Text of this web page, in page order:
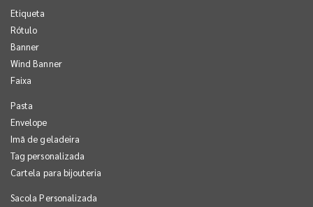
Etiqueta
Rótulo
Banner
Wind Banner
Faixa
Pasta
Envelope
Imã de geladeira
Tag personalizada
Cartela para bijouteria
Sacola Personalizada